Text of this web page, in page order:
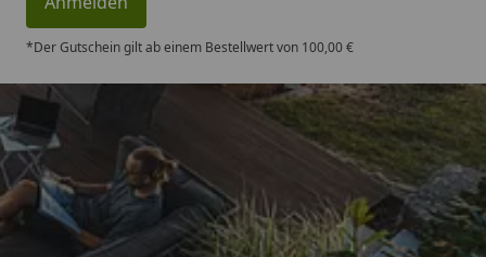
*Der Gutschein gilt ab einem Bestellwert von 100,00 €
Trusted Shops
4,83/ 5